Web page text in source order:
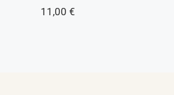
11,00 €